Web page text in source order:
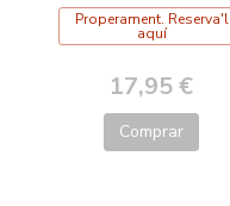
Properament. Reserva'l
aquí
17,95 €
Comprar